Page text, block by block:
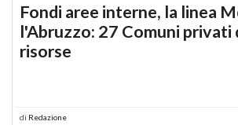
Fondi aree interne, la linea
l'Abruzzo: 27 Comuni privati
risorse
di Redazione